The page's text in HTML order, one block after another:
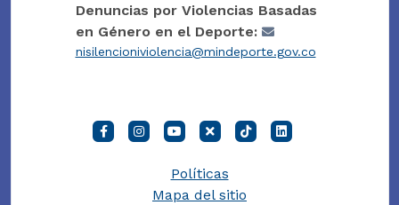
Denuncias por Violencias Basadas
en Género en el Deporte:
nisilencioniviolencia@mindeporte.gov.co
Políticas
Mapa del sitio